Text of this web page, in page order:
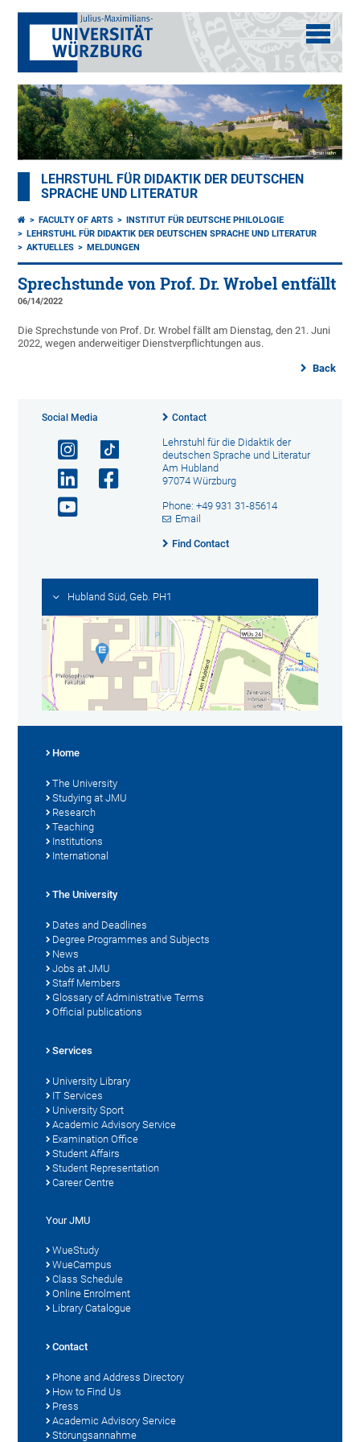
LEHRSTUHL FÜR DIDAKTIK DER DEUTSCHEN
SPRACHE UND LITERATUR
FACULTY OF ARTS
INSTITUT FÜR DEUTSCHE PHILOLOGIE
LEHRSTUHL FÜR DIDAKTIK DER DEUTSCHEN SPRACHE UND LITERATUR
AKTUELLES
MELDUNGEN
Sprechstunde von Prof. Dr. Wrobel entfällt
06/14/2022
Die Sprechstunde von Prof. Dr. Wrobel fällt am Dienstag, den 21. Juni
2022, wegen anderweitiger Dienstverpflichtungen aus.
Back
Social Media Contact
Lehrstuhl für die Didaktik der
deutschen Sprache und Literatur
Am Hubland
97074 Würzburg
Phone: +49 931 31-85614
Email
Find Contact
Hubland Süd, Geb. PH1
Home
The University
Studying at JMU
Research
Teaching
Institutions
International
The University
Dates and Deadlines
Degree Programmes and Subjects
News
Jobs at JMU
Staff Members
Glossary of Administrative Terms
Official publications
Services
University Library
IT Services
University Sport
Academic Advisory Service
Examination Office
Student Affairs
Student Representation
Career Centre
Your JMU
WueStudy
WueCampus
Class Schedule
Online Enrolment
Library Catalogue
Contact
Phone and Address Directory
How to Find Us
Press
Academic Advisory Service
Störungsannahme